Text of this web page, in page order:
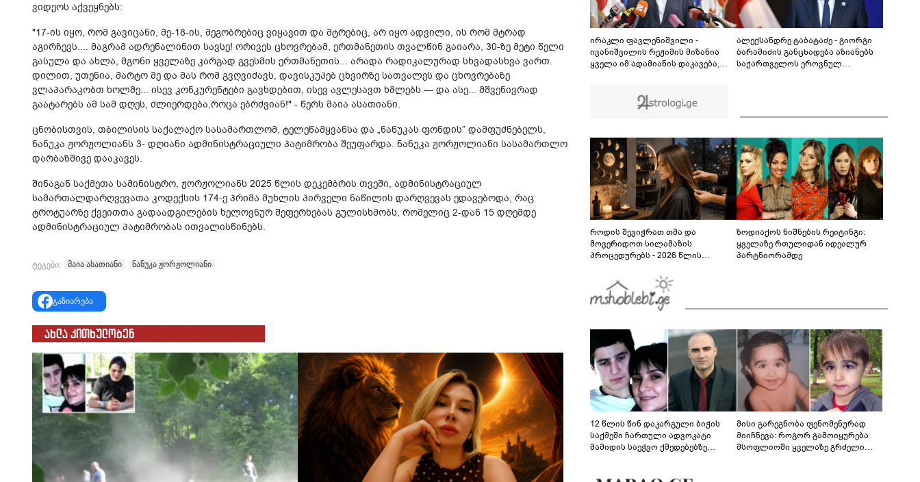
00:45
გიგა ავალიანის საქმეზე დაკავებული
ანასტასია ბერუაშვილის დედა მიმართვას
ავრცელებს - "რაც ეს ამბავი ჩემს ოჯახს, ჩემს
ანასტასიას გადახდა თავს, მის მერე მე მე არ
ვარ"
ვიდეოს აქვეყნებს:
"17-ის იყო, რომ გავიცანი, მე-18-ის, მეგობრებიც ვიყავით და მტრებიც, არ იყო ადვილი, ის რომ მტრად
აგირჩევს.... მაგრამ ადრენალინით სავსე! ორივეს ცხოვრებამ, ერთმანეთის თვალწინ გაიარა, 30-ზე მეტი წელი
გასულა და ახლა, მგონი ყველაზე კარგად გვესმის ერთმანეთის... არადა რადიკალურად სხვადასხვა ვართ.
დილით, უთენია, მარტო მე და მას რომ გვღვიძავს, დავისკუპებ ცხვირზე სათვალეს და ცხოვრებაზე
ვლაპარაკობთ ხოლმე... ისევ კონკურენტები გავხდებით, ისევ ავლესავთ ხმლებს — და ასე... მშვენივრად
გაატარებს ამ სამ დღეს, ძლიერდება,როცა ებრძვიან!" - წერს მაია ასათიანი.
ცნობისთვის, თბილისის საქალაქო სასამართლომ, ტელეწამყვანსა და „ნანუკას ფონდის” დამფუძნებელს,
ნანუკა ჟორჟოლიანს 3- დღიანი ადმინისტრაციული პატიმრობა შეუფარდა. ნანუკა ჟორჟოლიანი სასამართლო
დარბაზშივე დააკავეს.
შინაგან საქმეთა სამინისტრო, ჟორჟოლიანს 2025 წლის დეკემბრის თვეში, ადმინისტრაციულ
სამართალდარღვევათა კოდექსის 174-ე პრიმა მუხლის პირველი ნაწილის დარღვევას ედავებოდა, რაც
ტროტუარზე ქვეითთა გადაადგილების ხელოვნურ შეფერხებას გულისხმობს, რომელიც 2-დან 15 დღემდე
ადმინისტრაციულ პატიმრობას ითვალისწინებს.
ტეგები: მაია ასათიანი ნანუკა ჟორჟოლიანი
გაზიარება
ახლა კითხულობენ
ირაკლი ფავლენიშვილი -
ივანიშვილის რეჟიმის მიზანია
ყველა იმ ადამიანის დაკავება,
და კრემლისათვის - გიორგი
ბარამიძის წინააღმდეგ საქმე
ალექსანდრე ტაბატაძე - გიორგი
ბარამიძის განცხადება აზიანებს
საქართველოს ეროვნულ
როდის შევიჭრათ თმა და
მოვერიდოთ სილამაზის
პროცედურებს - 2026 წლის
გზამკვლევი
ზოდიაქოს ნიშნების რეიტინგი:
ყველაზე რთულიდან იდეალურ
პარტნიორამდე
12 წლის წინ დაკარგული ბიჭის
საქმეში ჩართული ადვოკატი
მამიდის საეჭვო ქმედებებზე
მისი გარეგნობა ფენომენურად
მიიჩნევა: როგორ გამოიყურება
მსოფლიოში ყველაზე გრძელი